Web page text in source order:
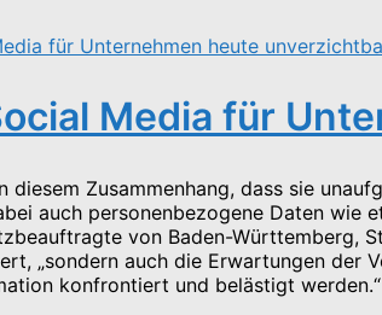
Media für
diesem Zusammenhang, dass sie
auch personenbezogene Daten wie
von Baden-Württemberg,
„sondern auch die Erwartungen der
konfrontiert und belästigt werden.“